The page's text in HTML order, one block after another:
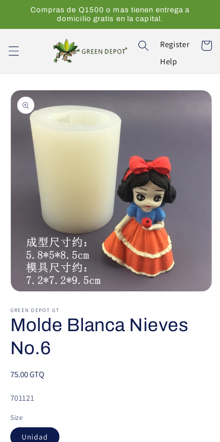
directamente
Compras de Q1500 o mas tienen entrega a
domicilio gratis en la capital.
Register
Help
Carrito
directamente
a la
información
del producto
multimedia
en
una
modal
GREEN DEPOT GT
Molde Blanca Nieves
No.6
Precio
75.00 GTQ
SKU:
701121
Size
Unidad